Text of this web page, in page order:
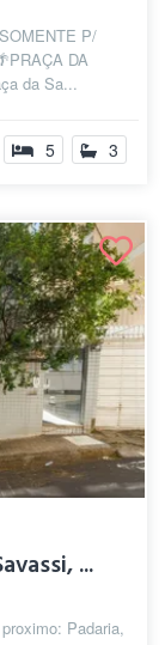
P/
DA
da Sa...
5 3
...
Padaria,